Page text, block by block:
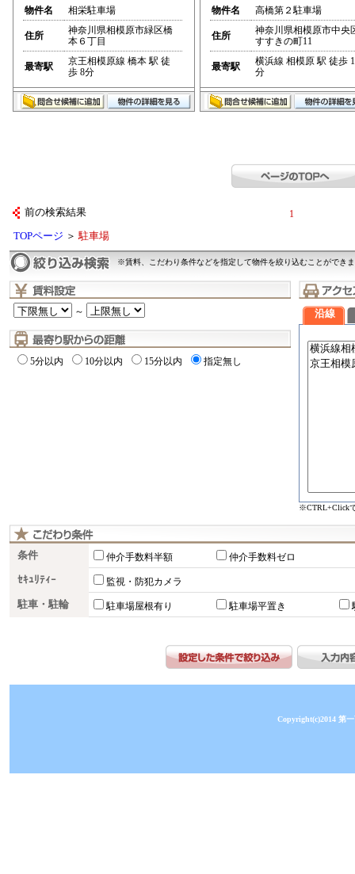
物件名 相栄駐車場
住所
神奈川県相模原市緑区橋
本６丁目
最寄駅
京王相模原線 橋本 駅 徒
歩 8分
物件名 高橋第２駐車場
住所
神奈川県相模原市中央
すすきの町11
最寄駅
横浜線 相模原 駅 徒歩
分
前の検索結果 1
TOPページ ＞駐車場
※賃料、こだわり条件などを指定して物件を絞り込むことができ
～
5分以内 10分以内 15分以内 指定無し
沿線
※CTRL+Click
条件 仲介手数料半額 仲介手数料ゼロ
ｾｷｭﾘﾃｨｰ 監視・防犯カメラ
駐車・駐輪 駐車場屋根有り 駐車場平置き
Copyright(c)2014 第